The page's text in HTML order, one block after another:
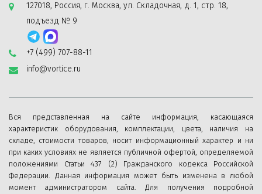
127018, Россия, г. Москва, ул. Складочная, д. 1, стр. 18,
подъезд № 9
+7 (499) 707-88-11
info@vortice.ru
Вся представленная на сайте информация, касающаяся
характеристик оборудования, комплектации, цвета, наличия на
складе, стоимости товаров, носит информационный характер и ни
при каких условиях не является публичной офертой, определяемой
положениями Статьи 437 (2) Гражданского кодекса Российской
Федерации. Данная информация может быть изменена в любой
момент администратором сайта. Для получения подробной